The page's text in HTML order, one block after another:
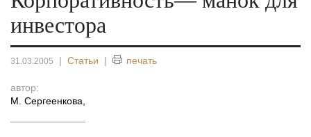
инвестора
31.03.2005 | Статьи | печать
автор:
М. Сергеенкова